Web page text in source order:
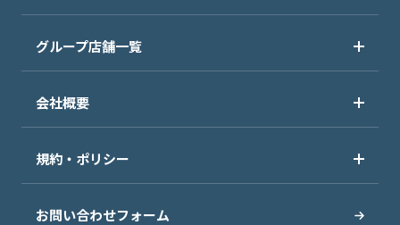
グループ店舗一覧
会社概要
規約・ポリシー
お問い合わせフォーム